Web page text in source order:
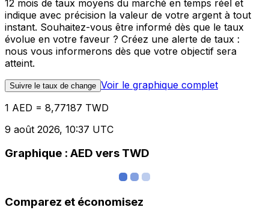
12 mois de taux moyens du marché en temps réel et
indique avec précision la valeur de votre argent à tout
instant. Souhaitez-vous être informé dès que le taux
évolue en votre faveur ? Créez une alerte de taux :
nous vous informerons dès que votre objectif sera
atteint.
Suivre le taux de change Voir le graphique complet
1 AED = 8,77187 TWD
9 août 2026, 10:37 UTC
Graphique : AED vers TWD
Comparez et économisez